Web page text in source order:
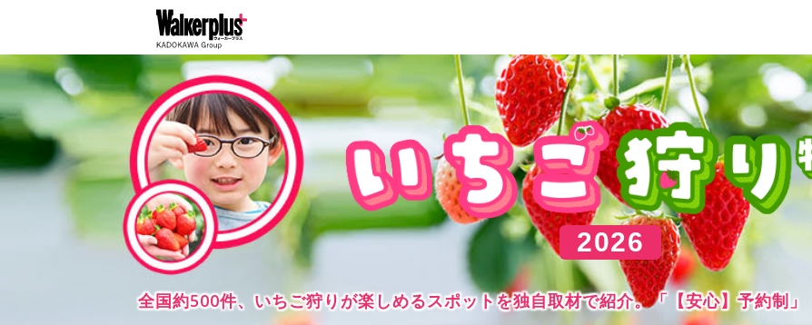
2026
全国約500件、いちご狩りが楽しめるスポットを独自取材で紹介。「【安心】予約制